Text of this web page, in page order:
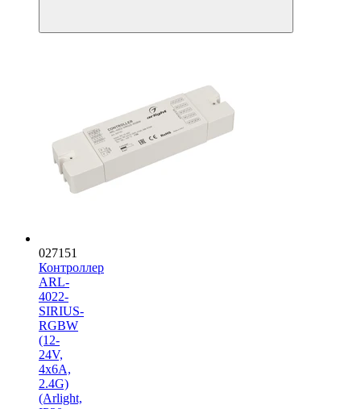
027151
Контроллер
ARL-
4022-
SIRIUS-
RGBW
(12-
24V,
4x6A,
2.4G)
(Arlight,